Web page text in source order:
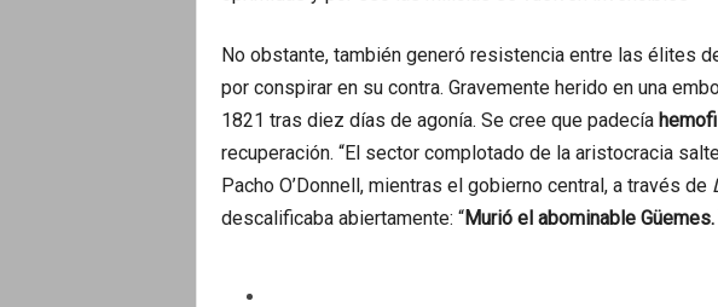
No obstante, también generó resistencia entre las élites
por conspirar en su contra. Gravemente herido en una
1821 tras diez días de agonía. Se cree que padecía
recuperación. “El sector complotado de la aristocracia
Pacho O’Donnell, mientras el gobierno central, a través de
descalificaba abiertamente: “Murió el abominable